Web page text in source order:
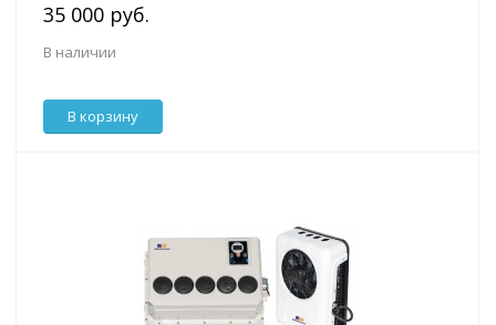
35 000 руб.
В наличии
В корзину